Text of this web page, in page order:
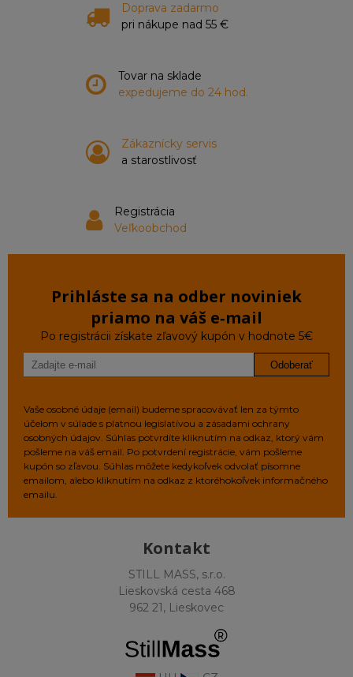
Doprava zadarmo
pri nákupe nad 55 €
Tovar na sklade
expedujeme do 24 hod.
Zákaznícky servis
a starostlivosť
Registrácia
Veľkoobchod
Prihláste sa na odber noviniek
priamo na váš e‑mail
Po registrácii získate zľavový kupón v hodnote 5€
Odoberať
Vaše osobné údaje (email) budeme spracovávať len za týmto
účelom v súlade s platnou legislatívou a zásadami ochrany
osobných údajov. Súhlas potvrdíte kliknutím na odkaz, ktorý vám
pošleme na váš email. Po potvrdení registrácie, vám pošleme
kupón so zľavou. Súhlas môžete kedykoľvek odvolať písomne
emailom, alebo kliknutím na odkaz z ktoréhokoľvek informačného
emailu.
Kontakt
STILL MASS, s.r.o.
Lieskovská cesta 468
962 21, Lieskovec